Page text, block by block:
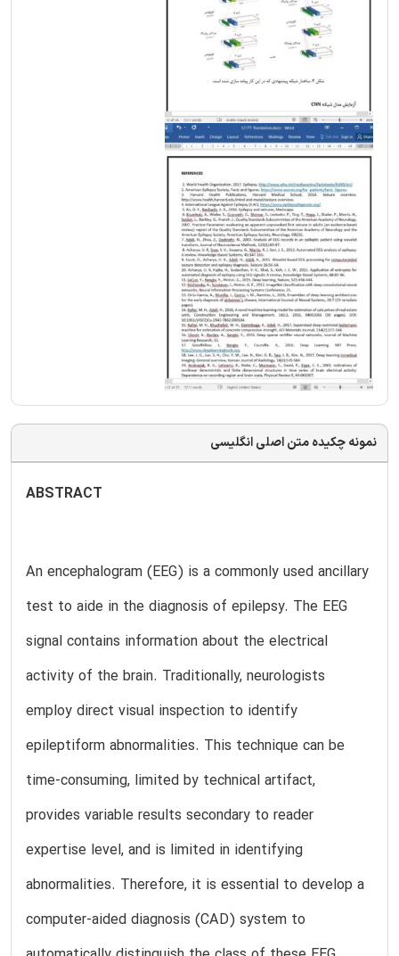
نمونه چکیده متن اصلی انگلیسی
ABSTRACT
An encephalogram (EEG) is a commonly used ancillary
test to aide in the diagnosis of epilepsy. The EEG
signal contains information about the electrical
activity of the brain. Traditionally, neurologists
employ direct visual inspection to identify
epileptiform abnormalities. This technique can be
time-consuming, limited by technical artifact,
provides variable results secondary to reader
expertise level, and is limited in identifying
abnormalities. Therefore, it is essential to develop a
computer-aided diagnosis (CAD) system to